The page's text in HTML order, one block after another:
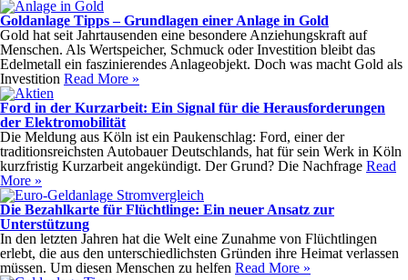
Goldanlage Tipps – Grundlagen einer Anlage in Gold
Gold hat seit Jahrtausenden eine besondere Anziehungskraft auf
Menschen. Als Wertspeicher, Schmuck oder Investition bleibt das
Edelmetall ein faszinierendes Anlageobjekt. Doch was macht Gold als
Investition Read More »
Ford in der Kurzarbeit: Ein Signal für die Herausforderungen
der Elektromobilität
Die Meldung aus Köln ist ein Paukenschlag: Ford, einer der
traditionsreichsten Autobauer Deutschlands, hat für sein Werk in Köln
kurzfristig Kurzarbeit angekündigt. Der Grund? Die Nachfrage Read
More »
Die Bezahlkarte für Flüchtlinge: Ein neuer Ansatz zur
Unterstützung
In den letzten Jahren hat die Welt eine Zunahme von Flüchtlingen
erlebt, die aus den unterschiedlichsten Gründen ihre Heimat verlassen
müssen. Um diesen Menschen zu helfen Read More »